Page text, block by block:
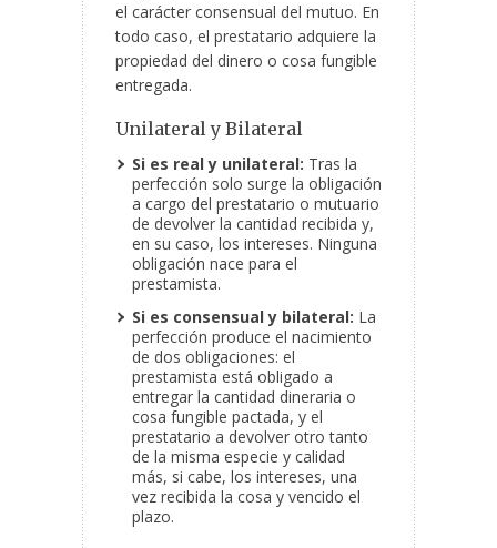
el carácter consensual del mutuo. En
todo caso, el prestatario adquiere la
propiedad del dinero o cosa fungible
entregada.
Unilateral y Bilateral
Si es real y unilateral: Tras la
perfección solo surge la obligación
a cargo del prestatario o mutuario
de devolver la cantidad recibida y,
en su caso, los intereses. Ninguna
obligación nace para el
prestamista.
Si es consensual y bilateral: La
perfección produce el nacimiento
de dos obligaciones: el
prestamista está obligado a
entregar la cantidad dineraria o
cosa fungible pactada, y el
prestatario a devolver otro tanto
de la misma especie y calidad
más, si cabe, los intereses, una
vez recibida la cosa y vencido el
plazo.